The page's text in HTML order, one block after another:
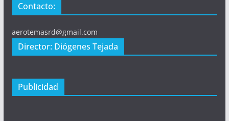
Contacto:
aerotemasrd@gmail.com
Director: Diógenes Tejada
Publicidad